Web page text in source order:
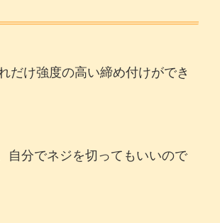
だけ強度の高い締め付けができ
自分でネジを切ってもいいので